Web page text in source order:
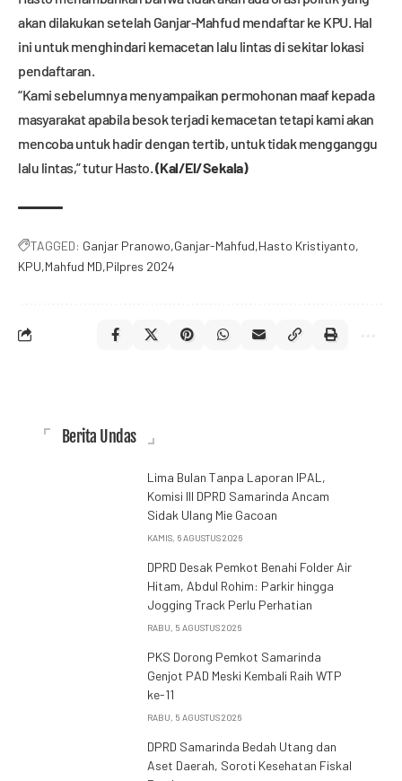
akan dilakukan setelah Ganjar-Mahfud mendaftar ke KPU. Hal
ini untuk menghindari kemacetan lalu lintas di sekitar lokasi
pendaftaran.
“Kami sebelumnya menyampaikan permohonan maaf kepada
masyarakat apabila besok terjadi kemacetan tetapi kami akan
mencoba untuk hadir dengan tertib, untuk tidak mengganggu
lalu lintas,” tutur Hasto. (Kal/El/Sekala)
TAGGED: Ganjar Pranowo Ganjar-Mahfud Hasto Kristiyanto
KPU Mahfud MD Pilpres 2024
Berita Undas
Lima Bulan Tanpa Laporan IPAL,
Komisi III DPRD Samarinda Ancam
Sidak Ulang Mie Gacoan
KAMIS, 6 AGUSTUS 2026
DPRD Desak Pemkot Benahi Folder Air
Hitam, Abdul Rohim: Parkir hingga
Jogging Track Perlu Perhatian
RABU, 5 AGUSTUS 2026
PKS Dorong Pemkot Samarinda
Genjot PAD Meski Kembali Raih WTP
ke-11
RABU, 5 AGUSTUS 2026
DPRD Samarinda Bedah Utang dan
Aset Daerah, Soroti Kesehatan Fiskal